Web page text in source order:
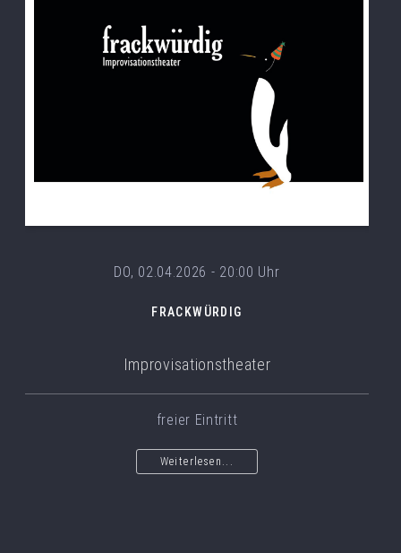
DO, 02.04.2026 - 20:00 Uhr
FRACKWÜRDIG
Improvisationstheater
freier Eintritt
Weiterlesen...